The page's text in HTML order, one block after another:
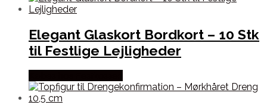
Elegant Glaskort Bordkort – 10 Stk
til Festlige Lejligheder